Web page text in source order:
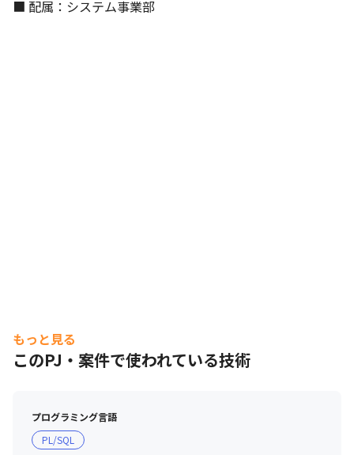
■ 配属：システム事業部
もっと見る
このPJ・案件で使われている技術
プログラミング言語
PL/SQL